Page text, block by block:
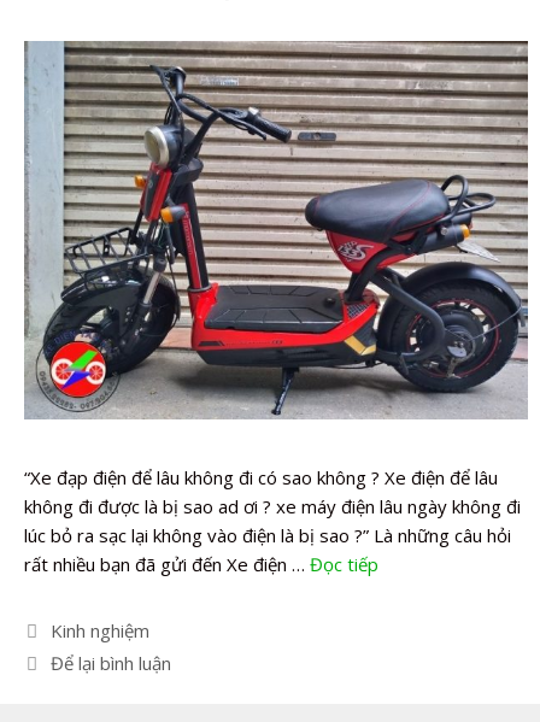
“Xe đạp điện để lâu không đi có sao không ? Xe điện để lâu
không đi được là bị sao ad ơi ? xe máy điện lâu ngày không đi
lúc bỏ ra sạc lại không vào điện là bị sao ?” Là những câu hỏi
rất nhiều bạn đã gửi đến Xe điện … Đọc tiếp
Danh
mục
Kinh nghiệm
Để lại bình luận